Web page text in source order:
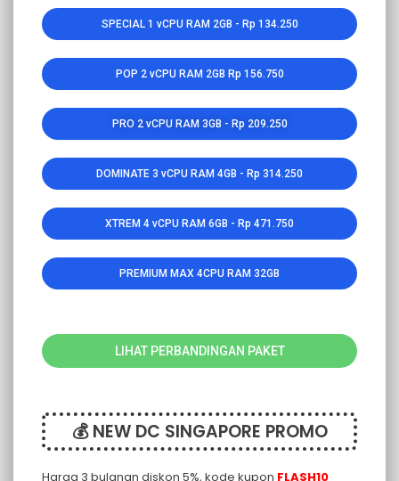
SPECIAL 1 vCPU RAM 2GB - Rp 134.250
POP 2 vCPU RAM 2GB Rp 156.750
PRO 2 vCPU RAM 3GB - Rp 209.250
DOMINATE 3 vCPU RAM 4GB - Rp 314.250
XTREM 4 vCPU RAM 6GB - Rp 471.750
PREMIUM MAX 4CPU RAM 32GB
LIHAT PERBANDINGAN PAKET
💰 NEW DC SINGAPORE PROMO
Harga 3 bulanan diskon 5%, kode kupon FLASH10